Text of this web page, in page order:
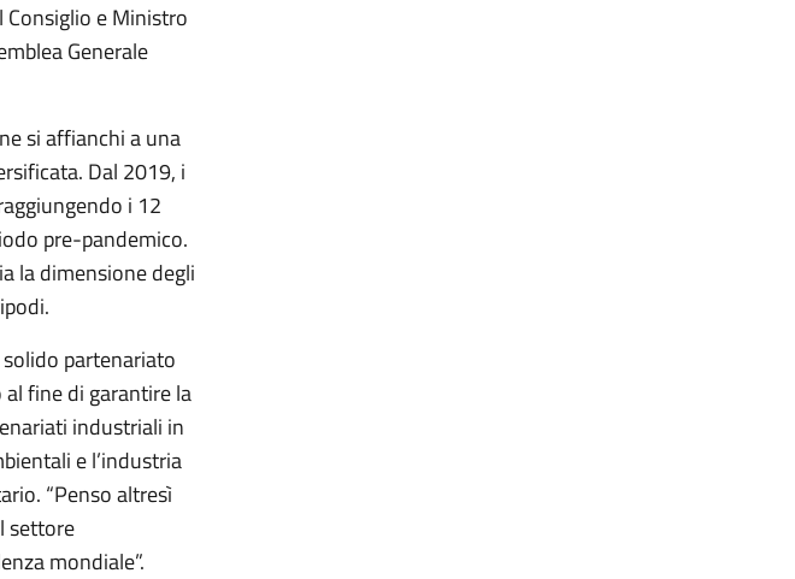
Consiglio e Ministro
Generale
si affianchi a una
Dal 2019, i
i 12
pre-pandemico.
la dimensione degli
partenariato
fine di garantire la
industriali in
e l’industria
“Penso altresì
settore
mondiale”.